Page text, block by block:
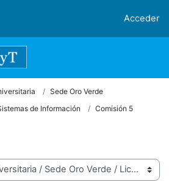
Acceder
Sede Oro Verde
de Información
Comisión 5